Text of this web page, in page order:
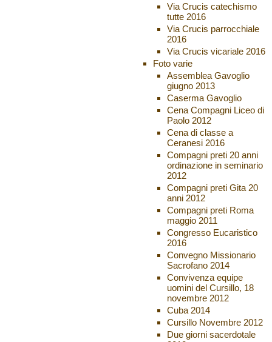
Via Crucis catechismo
tutte 2016
Via Crucis parrocchiale
2016
Via Crucis vicariale 2016
Foto varie
Assemblea Gavoglio
giugno 2013
Caserma Gavoglio
Cena Compagni Liceo di
Paolo 2012
Cena di classe a
Ceranesi 2016
Compagni preti 20 anni
ordinazione in seminario
2012
Compagni preti Gita 20
anni 2012
Compagni preti Roma
maggio 2011
Congresso Eucaristico
2016
Convegno Missionario
Sacrofano 2014
Convivenza equipe
uomini del Cursillo, 18
novembre 2012
Cuba 2014
Cursillo Novembre 2012
Due giorni sacerdotale